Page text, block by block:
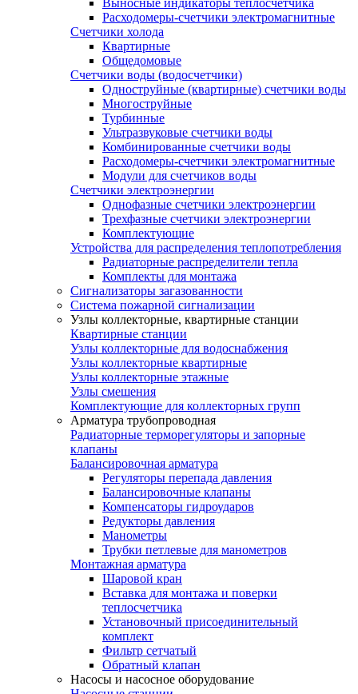
Выносные индикаторы теплосчетчика
Расходомеры-счетчики электромагнитные
Счетчики холода
Квартирные
Общедомовые
Счетчики воды (водосчетчики)
Одноструйные (квартирные) счетчики воды
Многоструйные
Турбинные
Ультразвуковые счетчики воды
Комбинированные счетчики воды
Расходомеры-счетчики электромагнитные
Модули для счетчиков воды
Счетчики электроэнергии
Однофазные счетчики электроэнергии
Трехфазные счетчики электроэнергии
Комплектующие
Устройства для распределения теплопотребления
Радиаторные распределители тепла
Комплекты для монтажа
Сигнализаторы загазованности
Система пожарной сигнализации
Узлы коллекторные, квартирные станции
Квартирные станции
Узлы коллекторные для водоснабжения
Узлы коллекторные квартирные
Узлы коллекторные этажные
Узлы смешения
Комплектующие для коллекторных групп
Арматура трубопроводная
Радиаторные терморегуляторы и запорные
клапаны
Балансировочная арматура
Регуляторы перепада давления
Балансировочные клапаны
Компенсаторы гидроударов
Редукторы давления
Манометры
Трубки петлевые для манометров
Монтажная арматура
Шаровой кран
Вставка для монтажа и поверки
теплосчетчика
Установочный присоединительный
комплект
Фильтр сетчатый
Обратный клапан
Насосы и насосное оборудование